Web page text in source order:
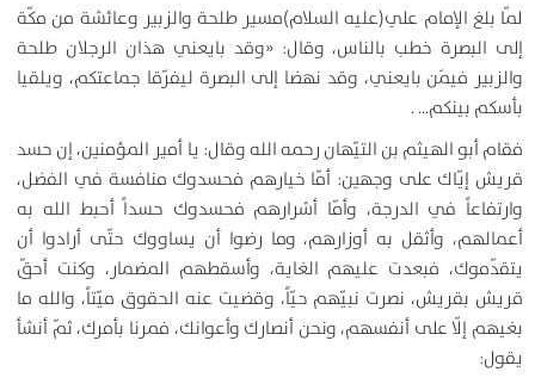
لمّا بلغ الإمام علي(عليه السلام)مسير طلحة والزبير وعائشة من مكّة
إلى البصرة خطب بالناس، وقال: «وقد بايعني هذان الرجلان طلحة
والزبير فيمَن بايعني، وقد نهضا إلى البصرة ليفرّقا جماعتكم، ويلقيا
بأسكم بينكم… .
فقام أبو الهيثم بن التيّهان رحمه الله وقال: يا أمير المؤمنين، إن حسد
قريش إيّاك على وجهين: أمّا خيارهم فحسدوك منافسة في الفضل،
وارتفاعاً في الدرجة، وأمّا أشرارهم فحسدوك حسداً أحبط الله به
أعمالهم، وأثقل به أوزارهم، وما رضوا أن يساووك حتّى أرادوا أن
يتقدّموك، فبعدت عليهم الغاية، وأسقطهم المضمار، وكنت أحقّ
قريش بقريش، نصرت نبيّهم حيّاً، وقضيت عنه الحقوق ميّتاً، والله ما
بغيهم إلّا على أنفسهم، ونحن أنصارك وأعوانك، فمرنا بأمرك، ثمّ أنشأ
يقول: